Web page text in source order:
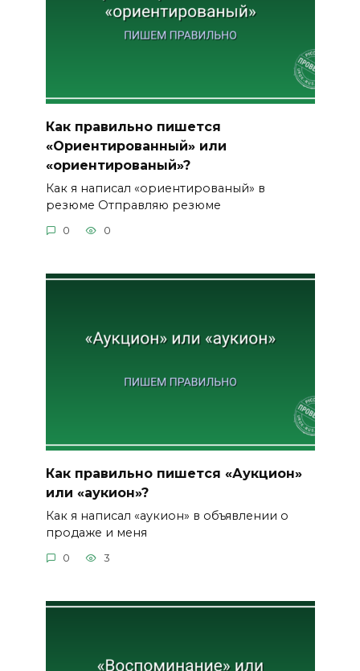
Как правильно пишется
«Ориентированный» или
«ориентированый»?
Как я написал «ориентированый» в
резюме Отправляю резюме
0 0
Как правильно пишется «Аукцион»
или «аукион»?
Как я написал «аукион» в объявлении о
продаже и меня
0 3